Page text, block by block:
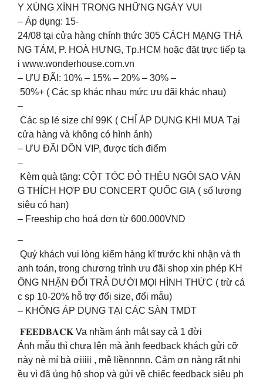
Y XÚNG XÍNH TRONG NHỮNG NGÀY VUI
– Áp dụng: 15-
24/08 tại cửa hàng chính thức 305 CÁCH MẠNG THÁ
NG TÁM, P. HOÀ HƯNG, Tp.HCM hoặc đặt trực tiếp tạ
i www.wonderhouse.com.vn ️
– ƯU ĐÃI: 10% – 15% – 20% – 30% –
50%+ ( Các sp khác nhau mức ưu đãi khác nhau)
–
Các sp lẻ size chỉ 99K ( CHỈ ÁP DỤNG KHI MUA Tại
cửa hàng và không có hình ảnh)
– ƯU ĐÃI DỒN VIP, được tích điểm
–
Kèm quà tặng: CỘT TÓC ĐỎ THÊU NGÔI SAO VÀN
G THÍCH HỢP ĐU CONCERT QUỐC GIA ( số lượng
siêu có hạn)
– Freeship cho hoá đơn từ 600.000VND
–
Quý khách vui lòng kiểm hàng kĩ trước khi nhận và th
anh toán, trong chương trình ưu đãi shop xin phép KH
ÔNG NHẬN ĐỔI TRẢ DƯỚI MỌI HÌNH THỨC ( trừ cá
c sp 10-20% hỗ trợ đổi size, đổi mẫu)
– KHÔNG ÁP DỤNG TẠI CÁC SÀN TMDT
𝐅𝐄𝐄𝐃𝐁𝐀𝐂𝐊 Va nhầm ánh mắt say cả 1 đời
Ảnh mẫu thì chưa lên mà ảnh feedback khách gửi cỡ
này nè mí bà ơiiiii , mê liềnnnnn. Cảm ơn nàng rất nhi
ều vì đã ủng hộ shop và gửi về chiếc feedback siêu ph